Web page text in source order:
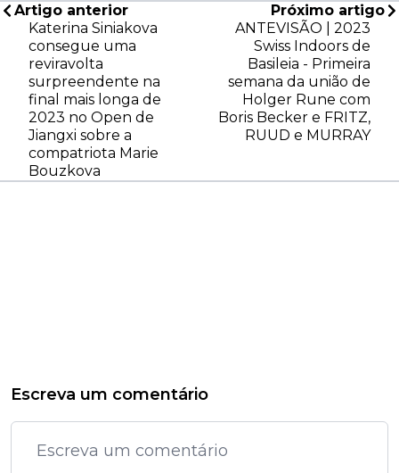
Artigo anterior
Katerina Siniakova
consegue uma
reviravolta
surpreendente na
final mais longa de
2023 no Open de
Jiangxi sobre a
compatriota Marie
Bouzkova
Próximo artigo
ANTEVISÃO | 2023
Swiss Indoors de
Basileia - Primeira
semana da união de
Holger Rune com
Boris Becker e FRITZ,
RUUD e MURRAY
Escreva um comentário